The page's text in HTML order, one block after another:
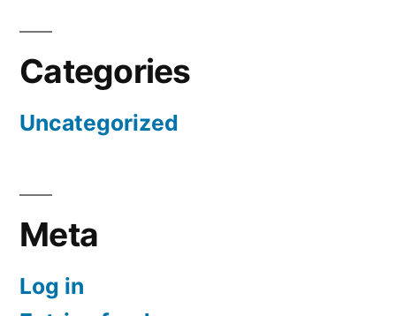
Categories
Uncategorized
Meta
Log in